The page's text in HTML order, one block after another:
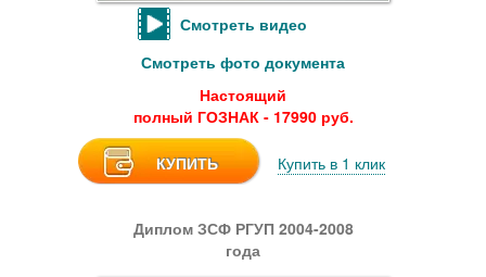
Смотреть видео
Смотреть фото документа
Настоящий
полный ГОЗНАК - 17990 руб.
КУПИТЬ Купить в 1 клик
Диплом ЗСФ РГУП 2004-2008
года